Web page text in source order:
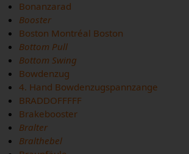
Bonanzarad
Booster
Boston Montréal Boston
Bottom Pull
Bottom Swing
Bowdenzug
4. Hand Bowdenzugspannzange
BRADDOFFFFF
Brakebooster
Bralter
Bralthebel